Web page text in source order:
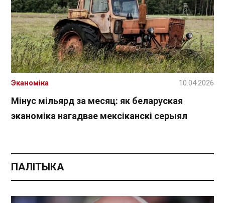
Мінус мільярд за месяц: як беларуская
эканоміка нагадвае мексіканскі серыял
Эканоміка 10.04.2026
ПАЛІТЫКА